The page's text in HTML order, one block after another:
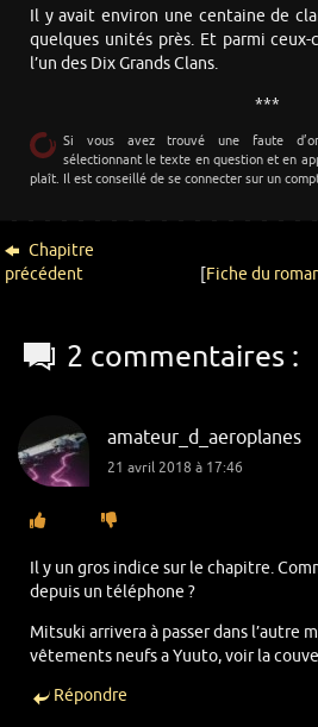
Il y avait environ une centaine de
quelques unités près. Et parmi
l’un des Dix Grands Clans.
***
Si vous avez trouvé une faute
sélectionnant le texte en question et en
plaît. Il est conseillé de se connecter sur un
Chapitre
précédent
[Fiche du
2 commentaires :
amateur_d_aeroplanes
21 avril 2018 à 17:46
Il y un gros indice sur le chapitre.
depuis un téléphone ?
Mitsuki arrivera à passer dans l’autre
vêtements neufs a Yuuto, voir la
Répondre